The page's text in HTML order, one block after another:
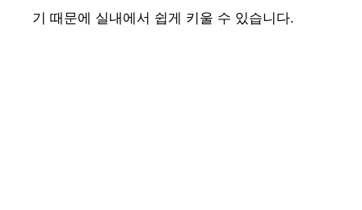
기 때문에 실내에서 쉽게 키울 수 있습니다.